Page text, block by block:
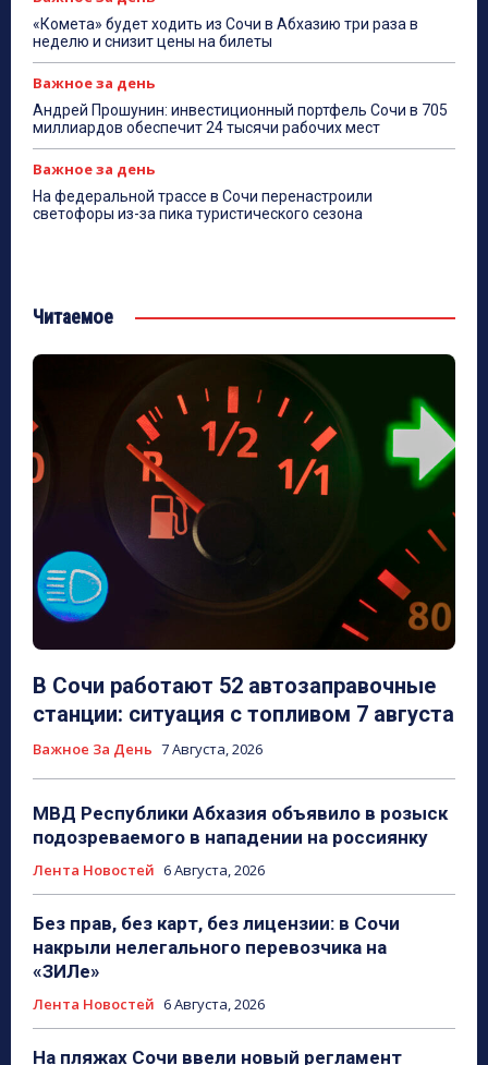
«Комета» будет ходить из Сочи в Абхазию три раза в
неделю и снизит цены на билеты
Важное за день
Андрей Прошунин: инвестиционный портфель Сочи в 705
миллиардов обеспечит 24 тысячи рабочих мест
Важное за день
На федеральной трассе в Сочи перенастроили
светофоры из-за пика туристического сезона
Читаемое
В Сочи работают 52 автозаправочные
станции: ситуация с топливом 7 августа
Важное За День 7 Августа, 2026
МВД Республики Абхазия объявило в розыск
подозреваемого в нападении на россиянку
Лента Новостей 6 Августа, 2026
Без прав, без карт, без лицензии: в Сочи
накрыли нелегального перевозчика на
«ЗИЛе»
Лента Новостей 6 Августа, 2026
На пляжах Сочи ввели новый регламент